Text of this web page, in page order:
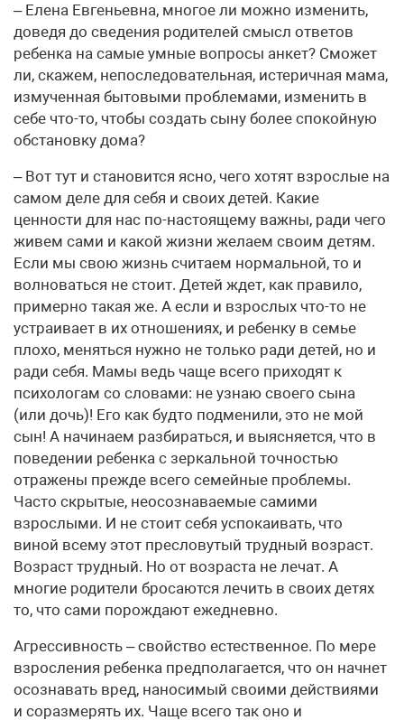
– Елена Евгеньевна, многое ли можно изменить,
доведя до сведения родителей смысл ответов
ребенка на самые умные вопросы анкет? Сможет
ли, скажем, непоследовательная, истеричная мама,
измученная бытовыми проблемами, изменить в
себе что-то, чтобы создать сыну более спокойную
обстановку дома?
– Вот тут и становится ясно, чего хотят взрослые на
самом деле для себя и своих детей. Какие
ценности для нас по-настоящему важны, ради чего
живем сами и какой жизни желаем своим детям.
Если мы свою жизнь считаем нормальной, то и
волноваться не стоит. Детей ждет, как правило,
примерно такая же. А если и взрослых что-то не
устраивает в их отношениях, и ребенку в семье
плохо, меняться нужно не только ради детей, но и
ради себя. Мамы ведь чаще всего приходят к
психологам со словами: не узнаю своего сына
(или дочь)! Его как будто подменили, это не мой
сын! А начинаем разбираться, и выясняется, что в
поведении ребенка с зеркальной точностью
отражены прежде всего семейные проблемы.
Часто скрытые, неосознаваемые самими
взрослыми. И не стоит себя успокаивать, что
виной всему этот пресловутый трудный возраст.
Возраст трудный. Но от возраста не лечат. А
многие родители бросаются лечить в своих детях
то, что сами порождают ежедневно.
Агрессивность – свойство естественное. По мере
взросления ребенка предполагается, что он начнет
осознавать вред, наносимый своими действиями
и соразмерять их. Чаще всего так оно и